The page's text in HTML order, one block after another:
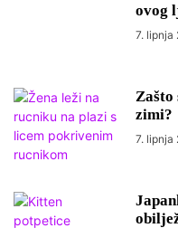
ovog
7. lipnja
Zašto
zimi?
7. lipnja